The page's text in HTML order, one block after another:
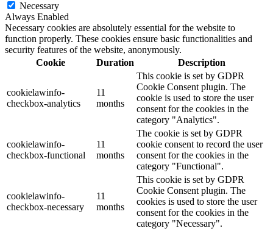
Necessary
Always Enabled
Necessary cookies are absolutely essential for the website to
function properly. These cookies ensure basic functionalities and
security features of the website, anonymously.
Cookie
Duration Description
cookielawinfo-
checkbox-analytics
11
months
This cookie is set by GDPR
Cookie Consent plugin. The
cookie is used to store the user
consent for the cookies in the
category "Analytics".
cookielawinfo-
checkbox-functional
11
months
The cookie is set by GDPR
cookie consent to record the user
consent for the cookies in the
category "Functional".
cookielawinfo-
checkbox-necessary
11
months
This cookie is set by GDPR
Cookie Consent plugin. The
cookies is used to store the user
consent for the cookies in the
category "Necessary".